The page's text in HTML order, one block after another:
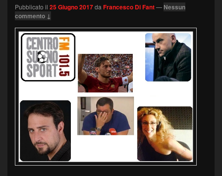
Pubblicato il 25 Giugno 2017da Francesco Di Fant— Nessun
commento ↓